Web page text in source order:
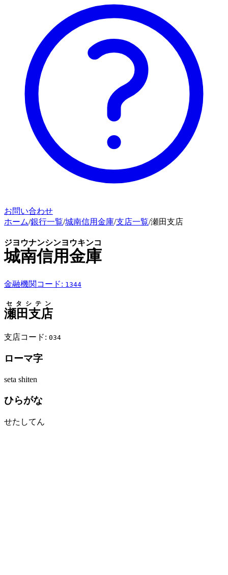
お問い合わせ
ホーム/銀行一覧/城南信用金庫/支店一覧/瀬田支店
城南信用金庫
ジヨウナンシンヨウキンコ
金融機関コード: 1344
瀬田支店
セタシテン
支店コード: 034
ローマ字
seta shiten
ひらがな
せたしてん